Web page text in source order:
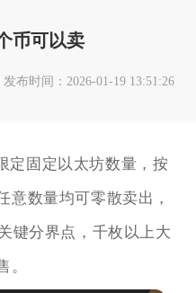
币可以卖
发布时间：2026-01-19 13:51:26
定固定以太坊数量，按
意数量均可零散卖出，
键分界点，千枚以上大
。